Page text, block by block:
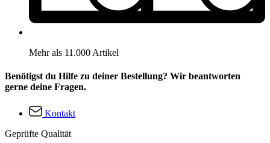
Mehr als 11.000 Artikel
Benötigst du Hilfe zu deiner Bestellung? Wir beantworten
gerne deine Fragen.
Kontakt
Geprüfte Qualität